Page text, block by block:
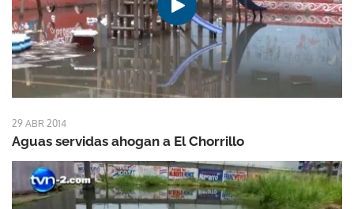
29 ABR 2014
Aguas servidas ahogan a El Chorrillo